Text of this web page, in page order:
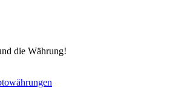
die Währung!